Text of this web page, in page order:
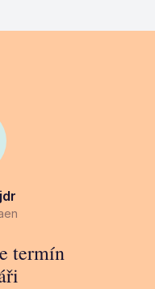
termín